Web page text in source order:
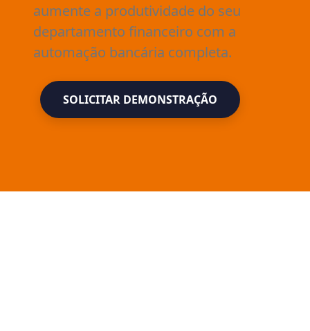
aumente a produtividade do seu
departamento financeiro com a
automação bancária completa.
SOLICITAR DEMONSTRAÇÃO
SOLICITAR DEMONSTRAÇÃO